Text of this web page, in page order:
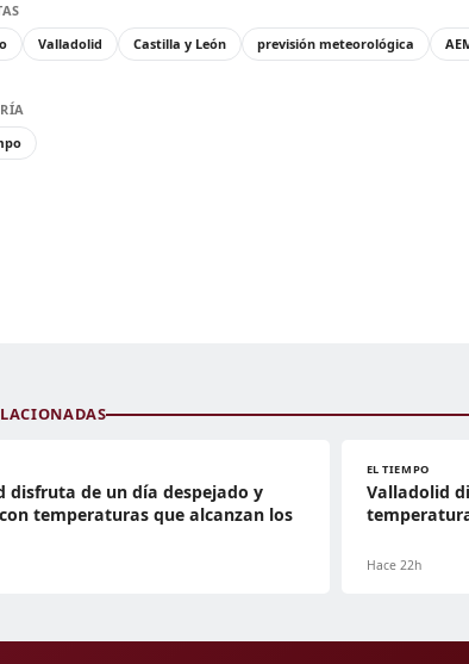
Valladolid Castilla y León previsión meteorológica
disfruta de un día despejado y
temperaturas que alcanzan los
EL TIEMPO
Valladolid
Hace 22h